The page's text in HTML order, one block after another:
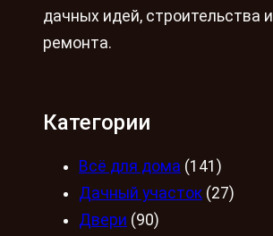
дачных идей, строительства и
ремонта.
Категории
Всё для дома (141)
Дачный участок (27)
Двери (90)